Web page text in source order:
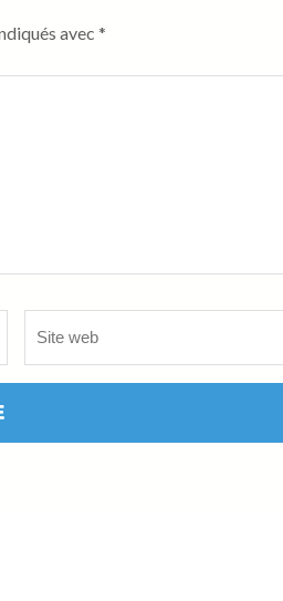
avec *